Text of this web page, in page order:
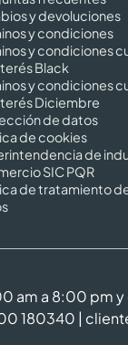
y devoluciones
y condiciones
y condiciones
Black
y condiciones
Diciembre
de datos
de cookies
de
SIC PQR
de tratamiento
am a 8:00 pm
180340 |